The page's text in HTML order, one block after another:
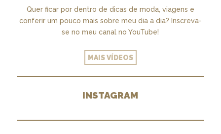
Quer ficar por dentro de dicas de moda, viagens e
conferir um pouco mais sobre meu dia a dia? Inscreva-
se no meu canal no YouTube!
MAIS VÍDEOS
INSTAGRAM